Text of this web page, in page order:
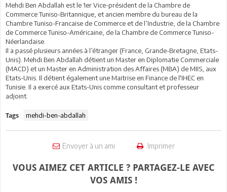
Mehdi Ben Abdallah est le 1er Vice-président de la Chambre de
Commerce Tuniso-Britannique, et ancien membre du bureau de la
Chambre Tuniso-Francaise de Commerce et de l’Industrie, de la Chambre
de Commerce Tuniso-Américaine, de la Chambre de Commerce Tuniso-
Néerlandaise.
Il a passé plusieurs années à l’étranger (France, Grande-Bretagne, Etats-
Unis). Mehdi Ben Abdallah détient un Master en Diplomatie Commerciale
(MACD) et un Master en Administration des Affaires (MBA) de MIIS, aux
Etats-Unis. Il détient également une Maitrise en Finance de l'IHEC en
Tunisie. Il a exercé aux Etats-Unis comme consultant et professeur
adjoint.
Tags : mehdi-ben-abdallah
Envoyer à un ami Imprimer
VOUS AIMEZ CET ARTICLE ? PARTAGEZ-LE AVEC
VOS AMIS !